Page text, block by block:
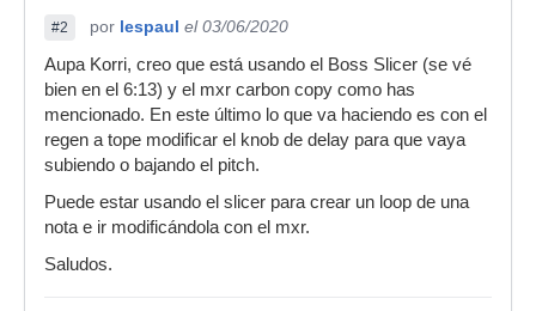
#2 por lespaul el 03/06/2020
Aupa Korri, creo que está usando el Boss Slicer (se vé
bien en el 6:13) y el mxr carbon copy como has
mencionado. En este último lo que va haciendo es con el
regen a tope modificar el knob de delay para que vaya
subiendo o bajando el pitch.
Puede estar usando el slicer para crear un loop de una
nota e ir modificándola con el mxr.
Saludos.